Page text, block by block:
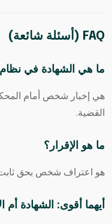
FAQ (أسئلة شائعة)
ما هي الشهادة في نظام
هي إخبار شخص أمام
القضية.
ما هو الإقرار؟
هو اعتراف شخص بحق
أيهما أقوى: الشهادة أم